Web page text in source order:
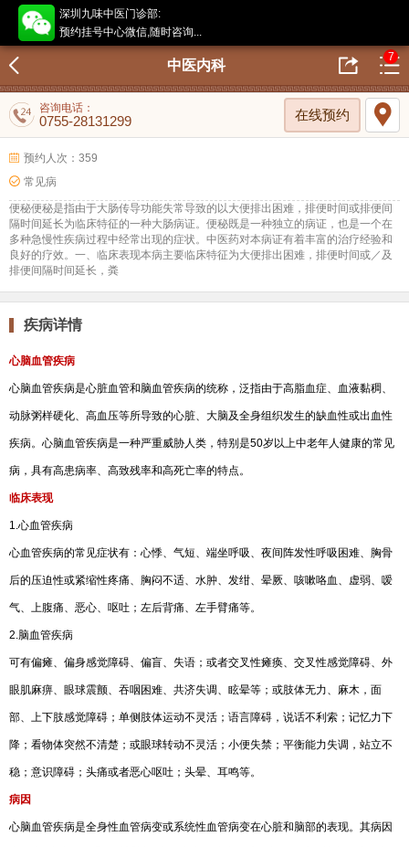
深圳九味中医门诊部:
预约挂号中心微信,随时咨询...
中医内科
7
咨询电话：
0755-28131299 在线预约
预约人次：359
常见病
便秘便秘是指由于大肠传导功能失常导致的以大便排出困难，排便时间或排便间
隔时间延长为临床特征的一种大肠病证。便秘既是一种独立的病证，也是一个在
多种急慢性疾病过程中经常出现的症状。中医药对本病证有着丰富的治疗经验和
良好的疗效。一、临床表现本病主要临床特征为大便排出困难，排便时间或／及
排便间隔时间延长，粪
疾病详情
心脑血管疾病
心脑血管疾病是心脏血管和脑血管疾病的统称，泛指由于高脂血症、血液黏稠、
动脉粥样硬化、高血压等所导致的心脏、大脑及全身组织发生的缺血性或出血性
疾病。心脑血管疾病是一种严重威胁人类，特别是50岁以上中老年人健康的常见
病，具有高患病率、高致残率和高死亡率的特点。
临床表现
1.心血管疾病
心血管疾病的常见症状有：心悸、气短、端坐呼吸、夜间阵发性呼吸困难、胸骨
后的压迫性或紧缩性疼痛、胸闷不适、水肿、发绀、晕厥、咳嗽咯血、虚弱、嗳
气、上腹痛、恶心、呕吐；左后背痛、左手臂痛等。
2.脑血管疾病
可有偏瘫、偏身感觉障碍、偏盲、失语；或者交叉性瘫痪、交叉性感觉障碍、外
眼肌麻痹、眼球震颤、吞咽困难、共济失调、眩晕等；或肢体无力、麻木，面
部、上下肢感觉障碍；单侧肢体运动不灵活；语言障碍，说话不利索；记忆力下
降；看物体突然不清楚；或眼球转动不灵活；小便失禁；平衡能力失调，站立不
稳；意识障碍；头痛或者恶心呕吐；头晕、耳鸣等。
病因
心脑血管疾病是全身性血管病变或系统性血管病变在心脏和脑部的表现。其病因